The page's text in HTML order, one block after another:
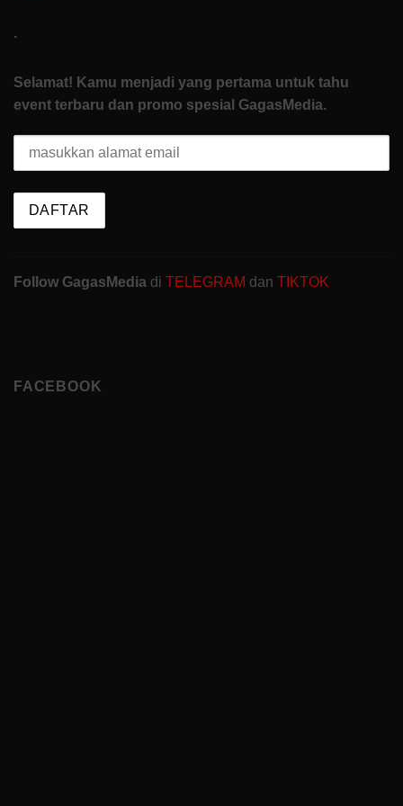
.
Selamat! Kamu menjadi yang pertama untuk tahu
event terbaru dan promo spesial GagasMedia.
Follow GagasMedia di TELEGRAM dan TIKTOK
FACEBOOK